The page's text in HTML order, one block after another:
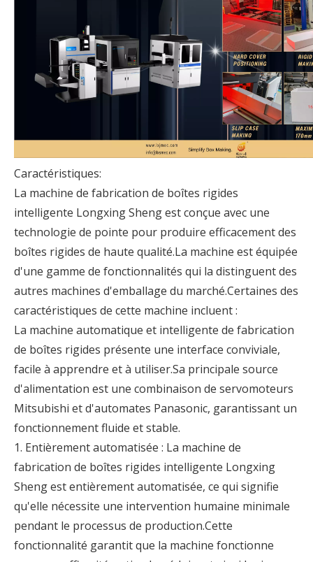
Caractéristiques:
La machine de fabrication de boîtes rigides
intelligente Longxing Sheng est conçue avec une
technologie de pointe pour produire efficacement des
boîtes rigides de haute qualité.La machine est équipée
d'une gamme de fonctionnalités qui la distinguent des
autres machines d'emballage du marché.Certaines des
caractéristiques de cette machine incluent :
La machine automatique et intelligente de fabrication
de boîtes rigides présente une interface conviviale,
facile à apprendre et à utiliser.Sa principale source
d'alimentation est une combinaison de servomoteurs
Mitsubishi et d'automates Panasonic, garantissant un
fonctionnement fluide et stable.
1. Entièrement automatisée : La machine de
fabrication de boîtes rigides intelligente Longxing
Sheng est entièrement automatisée, ce qui signifie
qu'elle nécessite une intervention humaine minimale
pendant le processus de production.Cette
fonctionnalité garantit que la machine fonctionne